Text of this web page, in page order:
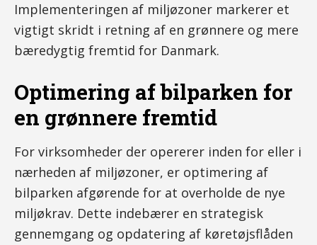
Implementeringen af miljøzoner markerer et
vigtigt skridt i retning af en grønnere og mere
bæredygtig fremtid for Danmark.
Optimering af bilparken for
en grønnere fremtid
For virksomheder der opererer inden for eller i
nærheden af miljøzoner, er optimering af
bilparken afgørende for at overholde de nye
miljøkrav. Dette indebærer en strategisk
gennemgang og opdatering af køretøjsflåden